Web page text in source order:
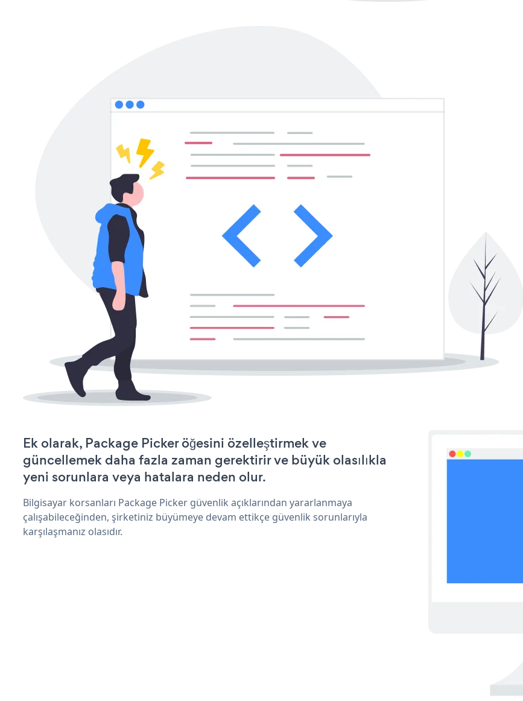
Ek olarak, Package Picker öğesini özelleştirmek ve
güncellemek daha fazla zaman gerektirir ve büyük olasılıkla
yeni sorunlara veya hatalara neden olur.
Bilgisayar korsanları Package Picker güvenlik açıklarından yararlanmaya
çalışabileceğinden, şirketiniz büyümeye devam ettikçe güvenlik sorunlarıyla
karşılaşmanız olasıdır.